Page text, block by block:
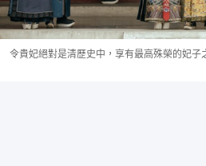
令貴妃絕對是清歷史中，享有最高殊榮的妃子